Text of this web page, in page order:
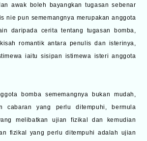
awak boleh bayangkan tugasan sebenar
nie pun sememangnya merupakan anggota
daripada cerita tentang tugasan bomba,
romantik antara penulis dan isterinya,
iaitu sisipan istimewa isteri anggota
bomba sememangnya bukan mudah,
cabaran yang perlu ditempuhi, bermula
melibatkan ujian fizikal dan kemudian
fizikal yang perlu ditempuhi adalah ujian